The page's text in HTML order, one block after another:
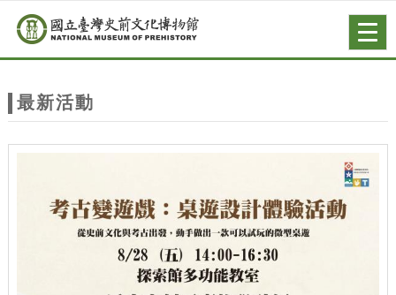
站
主
跳到主要內容
網站導覽
最新活動